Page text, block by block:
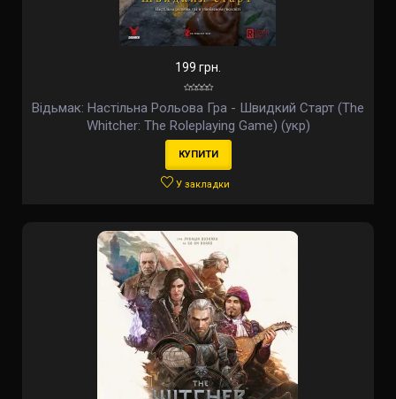
199 грн.
Відьмак: Настільна Рольова Гра - Швидкий Старт (The
Whitcher: The Roleplaying Game) (укр)
КУПИТИ
У закладки